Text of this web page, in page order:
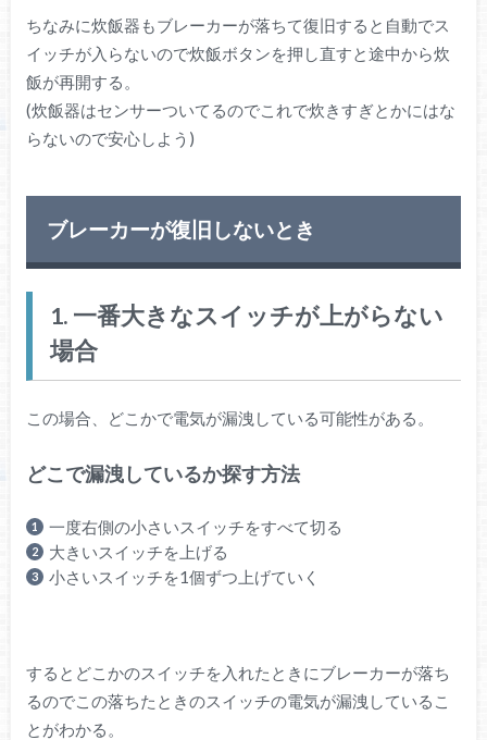
ちなみに炊飯器もブレーカーが落ちて復旧すると自動でス
イッチが入らないので炊飯ボタンを押し直すと途中から炊
飯が再開する。
(炊飯器はセンサーついてるのでこれで炊きすぎとかにはな
らないので安心しよう)
ブレーカーが復旧しないとき
1. 一番大きなスイッチが上がらない
場合
この場合、どこかで電気が漏洩している可能性がある。
どこで漏洩しているか探す方法
一度右側の小さいスイッチをすべて切る
大きいスイッチを上げる
小さいスイッチを1個ずつ上げていく
するとどこかのスイッチを入れたときにブレーカーが落ち
るのでこの落ちたときのスイッチの電気が漏洩しているこ
とがわかる。